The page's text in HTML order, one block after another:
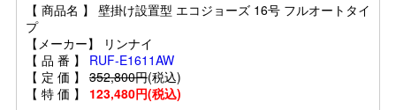
【 商品名 】 壁掛け設置型 エコジョーズ 16号 フルオートタイ
プ
【メーカー】 リンナイ
【 品 番 】 RUF-E1611AW
【 定 価 】 352,800円(税込)
【 特 価 】 123,480円(税込)